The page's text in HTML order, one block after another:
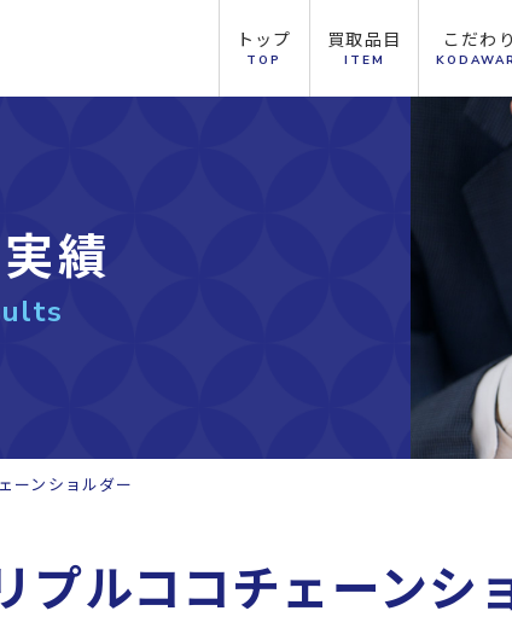
トップ
TOP
買取品目
ITEM
こだわり
績
ーンショルダー
ルココチェーンシ